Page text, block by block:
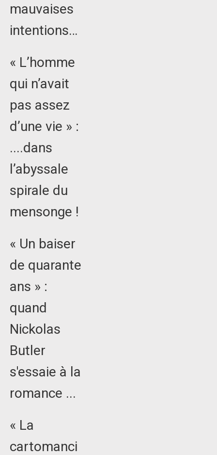
mauvaises
intentions…
« L’homme
qui n’avait
pas assez
d’une vie » :
....dans
l’abyssale
spirale du
mensonge !
« Un baiser
de quarante
ans » :
quand
Nickolas
Butler
s'essaie à la
romance ...
« La
cartomanci